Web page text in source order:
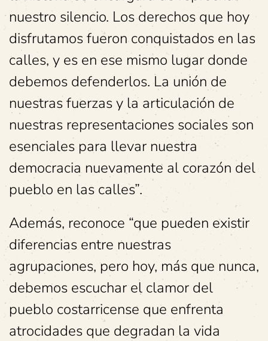
nuestro silencio. Los derechos que hoy
disfrutamos fueron conquistados en las
calles, y es en ese mismo lugar donde
debemos defenderlos. La unión de
nuestras fuerzas y la articulación de
nuestras representaciones sociales son
esenciales para llevar nuestra
democracia nuevamente al corazón del
pueblo en las calles”.
Además, reconoce “que pueden existir
diferencias entre nuestras
agrupaciones, pero hoy, más que nunca,
debemos escuchar el clamor del
pueblo costarricense que enfrenta
atrocidades que degradan la vida